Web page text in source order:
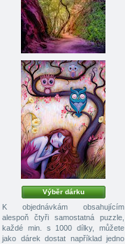
Výběr dárku
K objednávkám obsahujícím
alespoň čtyři samostatná puzzle,
každé min. s 1000 dílky, můžete
jako dárek dostat například jedno